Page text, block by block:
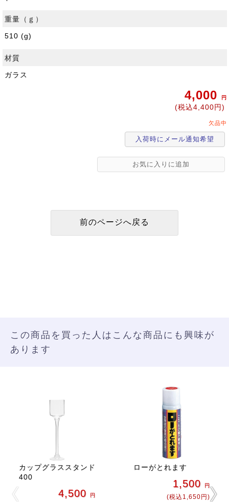
重量（ｇ）
510 (g)
材質
ガラス
4,000 円
(税込4,400円)
欠品中
入荷時にメール通知希望
この商品を買った人はこんな商品にも興味が
あります
カップグラススタンド
400
4,500 円
ローがとれます
1,500 円
(税込1,650円)